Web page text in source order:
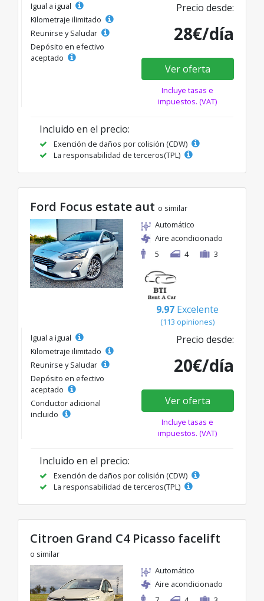
Igual a igual
Kilometraje ilimitado
Reunirse y Saludar
Depósito en efectivo
aceptado
Precio desde:
28€/día
Ver oferta
Incluye tasas e
impuestos. (VAT)
Incluido en el precio:
Exención de daños por colisión (CDW)
La responsabilidad de terceros(TPL)
Ford Focus estate aut o similar
Automático
Aire acondicionado
5
4 3
9.97 Excelente
(113 opiniones)
Igual a igual
Kilometraje ilimitado
Reunirse y Saludar
Depósito en efectivo
aceptado
Conductor adicional
incluido
Precio desde:
20€/día
Ver oferta
Incluye tasas e
impuestos. (VAT)
Incluido en el precio:
Exención de daños por colisión (CDW)
La responsabilidad de terceros(TPL)
Citroen Grand C4 Picasso facelift
o similar
Automático
Aire acondicionado